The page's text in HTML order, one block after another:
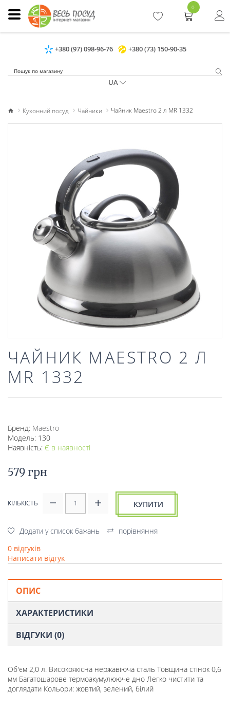
+380 (97) 098-96-76 +380 (73) 150-90-35
UA
0
Кухонний посуд Чайники Чайник Maestro 2 л MR 1332
ЧАЙНИК MAESTRO 2 Л
MR 1332
Бренд: Mаеstro
Модель: 130
Наявність: Є в наявності
579 грн
КІЛЬКІСТЬ КУПИТИ
Додати у список бажань
порівняння
0 відгуків
Написати відгук
ОПИС
ХАРАКТЕРИСТИКИ
ВІДГУКИ (0)
Об'єм 2,0 л. Високоякісна нержавіюча сталь Товщина стінок 0,6
мм Багатошарове термоакумулююче дно Легко чистити та
доглядати Кольори: жовтий, зелений, білий